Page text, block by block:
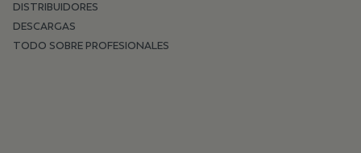
DISTRIBUIDORES
DESCARGAS
TODO SOBRE PROFESIONALES